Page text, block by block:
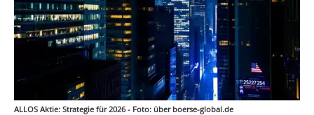
ALLOS Aktie: Strategie für 2026 - Foto: über boerse-global.de